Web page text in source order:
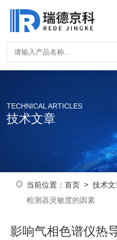
TECHNICAL ARTICLES
技术文章
当前位置： 首页> 技术文
检测器灵敏度的因素
影响气相色谱仪热